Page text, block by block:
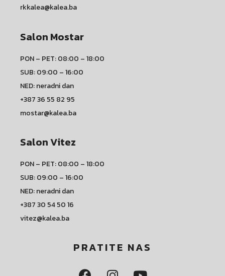
rkkalea@kalea.ba
Salon Mostar
PON – PET: 08:00 – 18:00
SUB: 09:00 – 16:00
NED: neradni dan
+387 36 55 82 95
mostar@kalea.ba
Salon Vitez
PON – PET: 08:00 – 18:00
SUB: 09:00 – 16:00
NED: neradni dan
+387 30 54 50 16
vitez@kalea.ba
PRATITE NAS